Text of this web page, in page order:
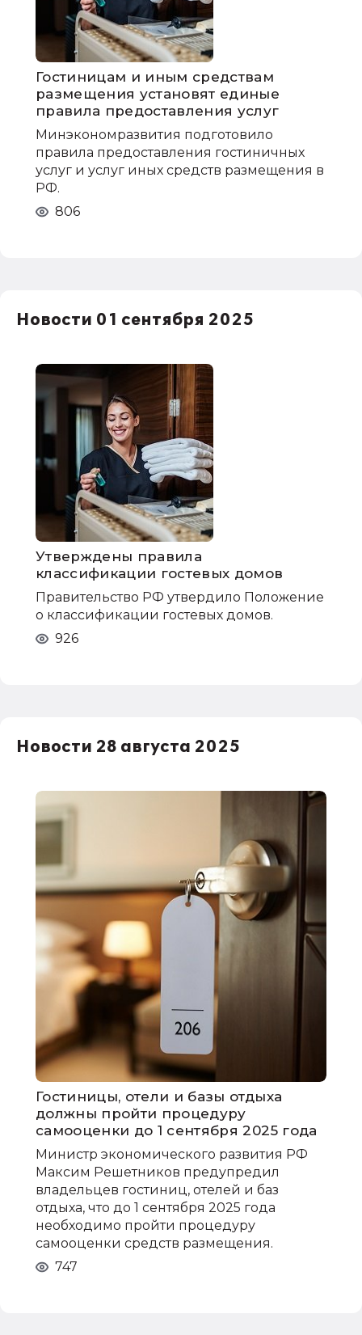
Гостиницам и иным средствам
размещения установят единые
правила предоставления услуг
Минэкономразвития подготовило
правила предоставления гостиничных
услуг и услуг иных средств размещения в
РФ.
806
Новости 01 сентября 2025
Утверждены правила
классификации гостевых домов
Правительство РФ утвердило Положение
о классификации гостевых домов.
926
Новости 28 августа 2025
Гостиницы, отели и базы отдыха
должны пройти процедуру
самооценки до 1 сентября 2025 года
Министр экономического развития РФ
Максим Решетников предупредил
владельцев гостиниц, отелей и баз
отдыха, что до 1 сентября 2025 года
необходимо пройти процедуру
самооценки средств размещения.
747